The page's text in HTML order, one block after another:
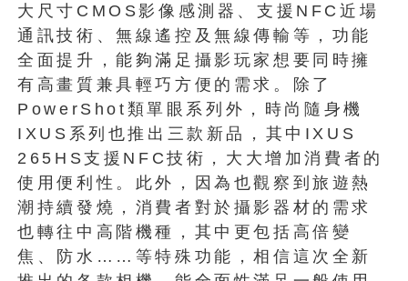
大尺寸CMOS影像感測器、支援NFC近場
通訊技術、無線遙控及無線傳輸等，功能
全面提升，能夠滿足攝影玩家想要同時擁
有高畫質兼具輕巧方便的需求。除了
PowerShot類單眼系列外，時尚隨身機
IXUS系列也推出三款新品，其中IXUS
265HS支援NFC技術，大大增加消費者的
使用便利性。此外，因為也觀察到旅遊熱
潮持續發燒，消費者對於攝影器材的需求
也轉往中高階機種，其中更包括高倍變
焦、防水……等特殊功能，相信這次全新